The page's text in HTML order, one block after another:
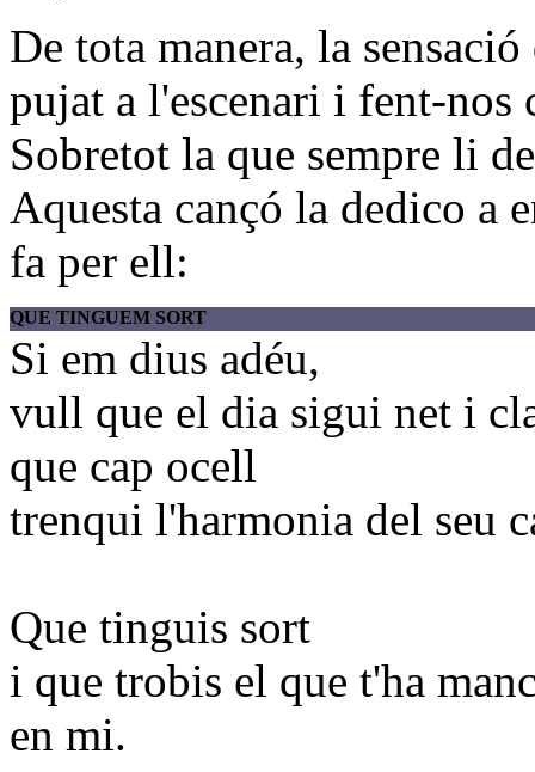
De tota manera, la
pujat a l'escenari i fent-nos
Sobretot la que sempre li
Aquesta cançó la dedico a
fa per ell:
QUE TINGUEM SORT
Si em dius adéu,
vull que el dia sigui net i
que cap ocell
trenqui l'harmonia del seu
Que tinguis sort
i que trobis el que t'ha
en mi.